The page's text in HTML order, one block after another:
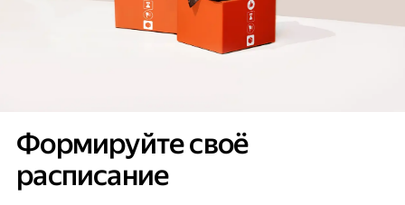
Формируйте своё
расписание